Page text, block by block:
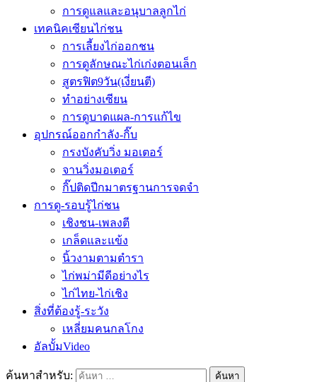
การดูแลและอนุบาลลูกไก่
เทคนิคเซียนไก่ชน
การเลี้ยงไก่ออกชน
การดูลักษณะไก่เก่งตอนเล็ก
สูตรฟิต9วัน(เงี่ยนตี)
ทำอย่างเซียน
การดูบาดแผล-การแก้ไข
อุปกรณ์ออกกำลัง-กิ๊บ
กรงบังคับวิ่ง มอเตอร์
จานวิ่งมอเตอร์
กิ๊ปติดปีกมาตรฐานการจดจำ
การดู-รอบรู้ไก่ชน
เชิงชน-เพลงตี
เกล็ดและแข้ง
นิ้วงามตามตำรา
ไก่พม่ามีดีอย่างไร
ไก่ไทย-ไก่เชิง
สิ่งที่ต้องรู้-ระวัง
เหลี่ยมคนกลโกง
อัลบั้มVideo
ค้นหาสำหรับ: